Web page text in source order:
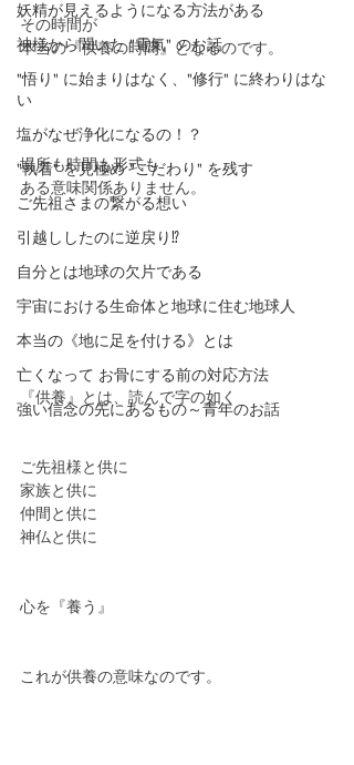
妖精が見えるようになる方法がある
神様から聞いた "電氣" のお話
"悟り" に始まりはなく、"修行" に終わりはな
い
塩がなぜ浄化になるの！？
"執着" を見極め "こだわり" を残す
ご先祖さまの繋がる想い
引越ししたのに逆戻り⁉️
自分とは地球の欠片である
宇宙における生命体と地球に住む地球人
本当の《地に足を付ける》とは
亡くなって お骨にする前の対応方法
強い信念の先にあるもの～青年のお話
その時間が
本当の『供養の時間』となるのです。
場所も時間も形式も
ある意味関係ありません。
『供養』とは、読んで字の如く
ご先祖様と供に
家族と供に
仲間と供に
神仏と供に
心を『養う』
これが供養の意味なのです。